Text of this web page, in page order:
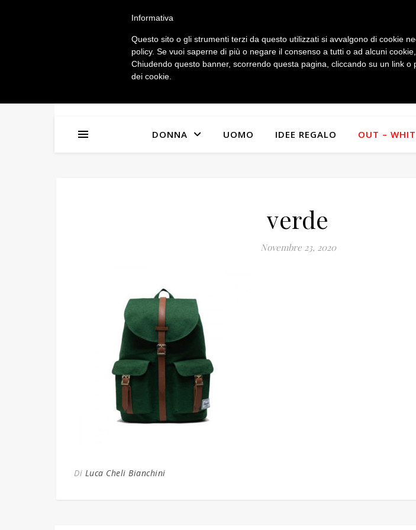
IL MIO ACCOUNT
DONNA UOMO IDEE REGALO OUT –
verde
Novembre 23, 2020
Di Luca Cheli Bianchini
Informativa
Questo sito o gli strumenti terzi da questo utilizzati si avvalgono di cookie
policy. Se vuoi saperne di più o negare il consenso a tutti o ad alcuni
Chiudendo questo banner, scorrendo questa pagina, cliccando su un link
dei cookie.